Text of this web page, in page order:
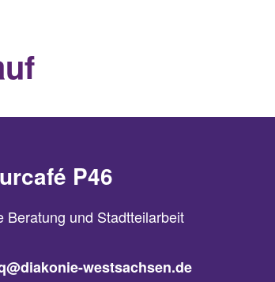
P46
Beratung und Stadtteilarbeit
westsachsen.de